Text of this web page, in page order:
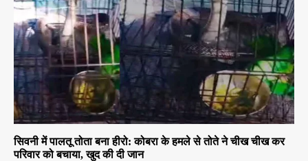
सिवनी में पालतू तोता बना हीरो: कोबरा के हमले से तोते ने चीख चीख कर
परिवार को बचाया, खुद की दी जान